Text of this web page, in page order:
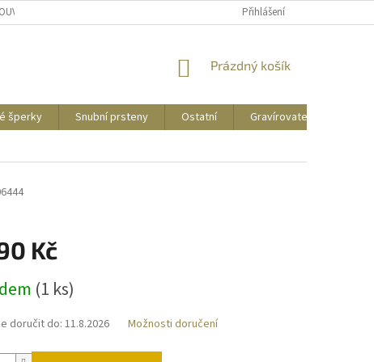
CENY DOPRAVYPřihlášení
NÁKUPNÍ
Prázdný košík
šperky Snubní prsteny Ostatní Gravírovatelné
Kč
(1 ks)
doručit do:11.8.2026 Možnosti doručení